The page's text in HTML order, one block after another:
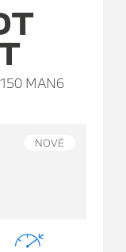
MAN6
NOVÉ